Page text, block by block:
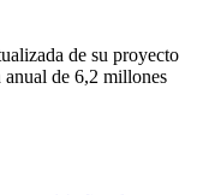
de su proyecto
de 6,2 millones